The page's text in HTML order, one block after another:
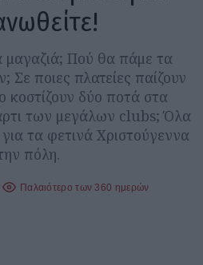
μαγαζιά; Πού θα πάμε τα
Σε ποιες πλατείες παίζουν
δύο ποτά στα
των μεγάλων clubs; Όλα
τα φετινά Χριστούγεννα
πόλη.
Παλαιότερο των 360 ημερών